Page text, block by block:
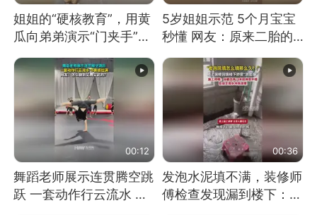
姐姐的“硬核教育”，用黄
瓜向弟弟演示“门夹手”，
教！
5岁姐姐示范 5个月宝宝
秒懂 网友：原来二胎的
00:12
舞蹈老师展示连贯腾空跳
跃 一套动作行云流水 节
00:36
发泡水泥填不满，装修师
傅检查发现漏到楼下：出